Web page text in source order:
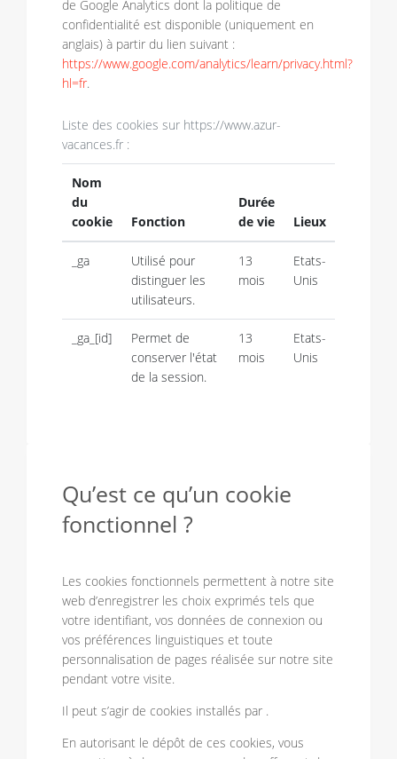
de Google Analytics dont la politique de
confidentialité est disponible (uniquement en
anglais) à partir du lien suivant :
https://www.google.com/analytics/learn/privacy.html?
hl=fr.
Liste des cookies sur https://www.azur-
vacances.fr :
Nom
du
cookie
Fonction
Durée
de vie
Lieux
_ga
Utilisé pour
distinguer les
utilisateurs.
13
mois
Etats-
Unis
_ga_[id]
Permet de
conserver l'état
de la session.
13
mois
Etats-
Unis
Qu’est ce qu’un cookie
fonctionnel ?
Les cookies fonctionnels permettent à notre site
web d’enregistrer les choix exprimés tels que
votre identifiant, vos données de connexion ou
vos préférences linguistiques et toute
personnalisation de pages réalisée sur notre site
pendant votre visite.
Il peut s’agir de cookies installés par .
En autorisant le dépôt de ces cookies, vous